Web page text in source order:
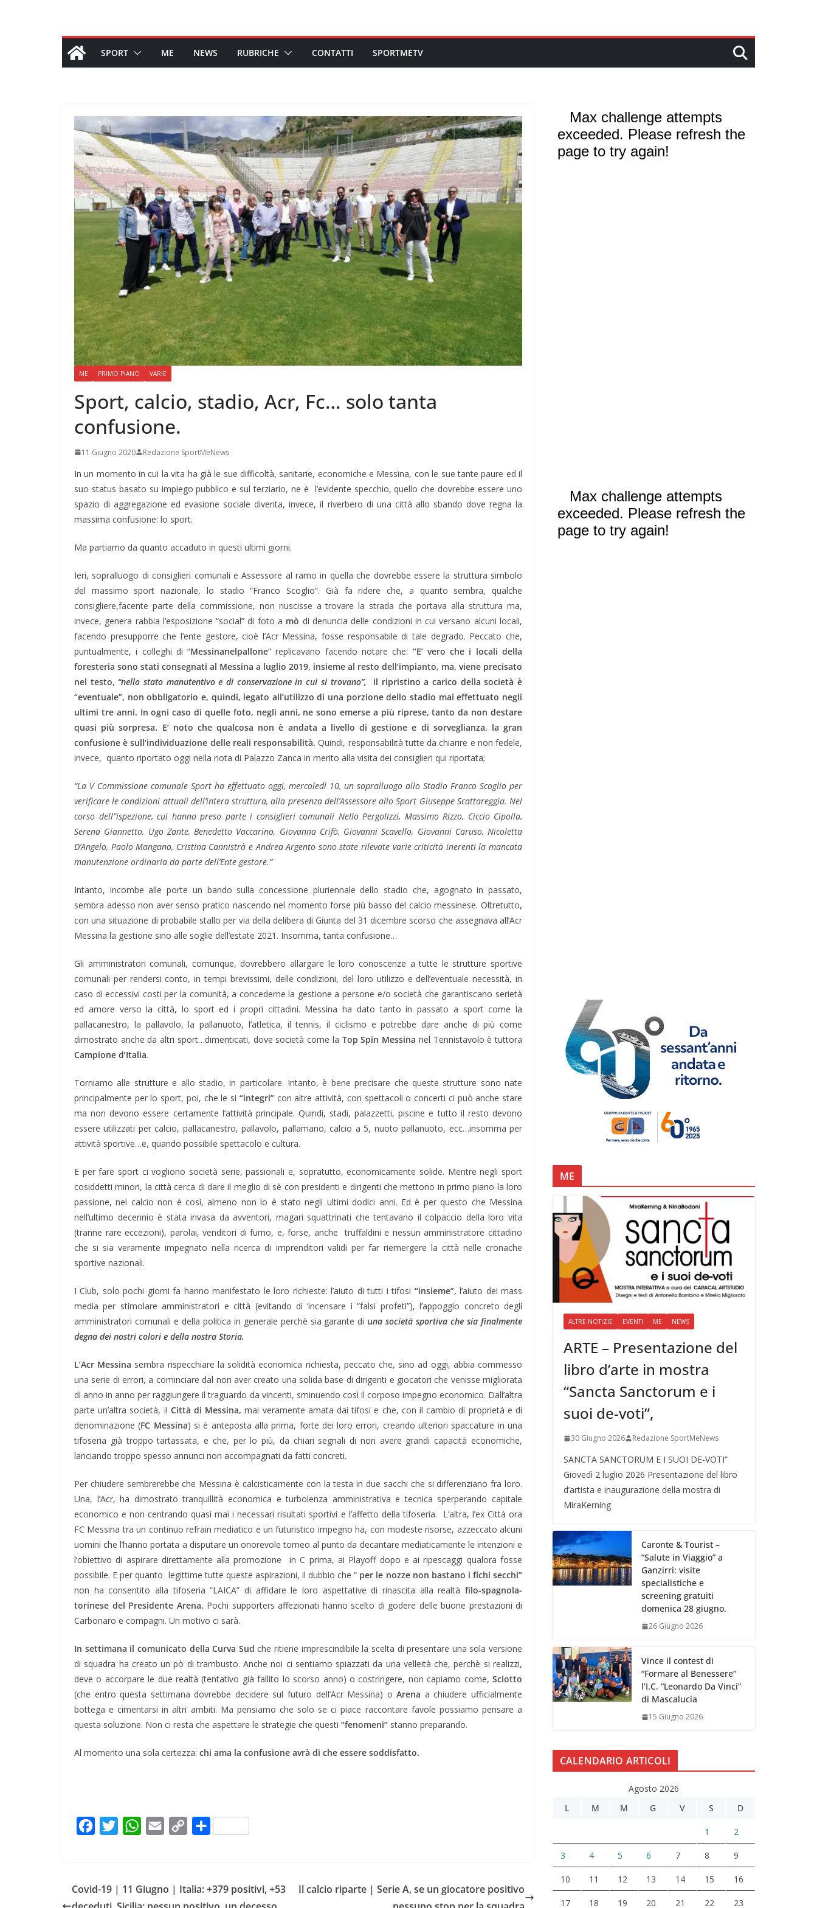
SPORT ME NEWS RUBRICHE CONTATTI SPORTMETV
ME PRIMO PIANO VARIE
Sport, calcio, stadio, Acr, Fc… solo tanta
confusione.
11 Giugno 2020 Redazione SportMeNews
In un momento in cui la vita ha già le sue difficoltà, sanitarie, economiche e Messina, con le sue tante paure ed il
suo status basato su impiego pubblico e sul terziario, ne è l’evidente specchio, quello che dovrebbe essere uno
spazio di aggregazione ed evasione sociale diventa, invece, il riverbero di una città allo sbando dove regna la
massima confusione: lo sport.
Ma partiamo da quanto accaduto in questi ultimi giorni.
Ieri, sopralluogo di consiglieri comunali e Assessore al ramo in quella che dovrebbe essere la struttura simbolo
del massimo sport nazionale, lo stadio “Franco Scoglio”. Già fa ridere che, a quanto sembra, qualche
consigliere,facente parte della commissione, non riuscisse a trovare la strada che portava alla struttura ma,
invece, genera rabbia l’esposizione “social” di foto a mò di denuncia delle condizioni in cui versano alcuni locali,
facendo presupporre che l’ente gestore, cioè l’Acr Messina, fosse responsabile di tale degrado. Peccato che,
puntualmente, i colleghi di “Messinanelpallone” replicavano facendo notare che: “E’ vero che i locali della
foresteria sono stati consegnati al Messina a luglio 2019, insieme al resto dell’impianto, ma, viene precisato
nel testo, “nello stato manutentivo e di conservazione in cui si trovano”, il ripristino a carico della società è
“eventuale”, non obbligatorio e, quindi, legato all’utilizzo di una porzione dello stadio mai effettuato negli
ultimi tre anni. In ogni caso di quelle foto, negli anni, ne sono emerse a più riprese, tanto da non destare
quasi più sorpresa. E’ noto che qualcosa non è andata a livello di gestione e di sorveglianza, la gran
confusione è sull’individuazione delle reali responsabilità.Quindi, responsabilità tutte da chiarire e non fedele,
invece, quanto riportato oggi nella nota di Palazzo Zanca in merito alla visita dei consiglieri qui riportata;
“La V Commissione comunale Sport ha effettuato oggi, mercoledì 10, un sopralluogo allo Stadio Franco Scoglio per
verificare le condizioni attuali dell’intera struttura, alla presenza dell’Assessore allo Sport Giuseppe Scattareggia. Nel
corso dell”ispezione, cui hanno preso parte i consiglieri comunali Nello Pergolizzi, Massimo Rizzo, Ciccio Cipolla,
Serena Giannetto, Ugo Zante, Benedetto Vaccarino, Giovanna Crifò, Giovanni Scavello, Giovanni Caruso, Nicoletta
D’Angelo, Paolo Mangano, Cristina Cannistrà e Andrea Argento sono state rilevate varie criticità inerenti la mancata
manutenzione ordinaria da parte dell’Ente gestore.”
Intanto, incombe alle porte un bando sulla concessione pluriennale dello stadio che, agognato in passato,
sembra adesso non aver senso pratico nascendo nel momento forse più basso del calcio messinese. Oltretutto,
con una situazione di probabile stallo per via della delibera di Giunta del 31 dicembre scorso che assegnava all’Acr
Messina la gestione sino alle soglie dell’estate 2021. Insomma, tanta confusione…
Gli amministratori comunali, comunque, dovrebbero allargare le loro conoscenze a tutte le strutture sportive
comunali per rendersi conto, in tempi brevissimi, delle condizioni, del loro utilizzo e dell’eventuale necessità, in
caso di eccessivi costi per la comunità, a concederne la gestione a persone e/o società che garantiscano serietà
ed amore verso la città, lo sport ed i propri cittadini. Messina ha dato tanto in passato a sport come la
pallacanestro, la pallavolo, la pallanuoto, l’atletica, il tennis, il ciclismo e potrebbe dare anche di più come
dimostrato anche da altri sport…dimenticati, dove società come la Top Spin Messina nel Tennistavolo è tuttora
Campione d’Italia.
Torniamo alle strutture e allo stadio, in particolare. Intanto, è bene precisare che queste strutture sono nate
principalmente per lo sport, poi, che le si “integri”con altre attività, con spettacoli o concerti ci può anche stare
ma non devono essere certamente l’attività principale. Quindi, stadi, palazzetti, piscine e tutto il resto devono
essere utilizzati per calcio, pallacanestro, pallavolo, pallamano, calcio a 5, nuoto pallanuoto, ecc…insomma per
attività sportive…e, quando possibile spettacolo e cultura.
E per fare sport ci vogliono società serie, passionali e, sopratutto, economicamente solide. Mentre negli sport
cosiddetti minori, la città cerca di dare il meglio di sè con presidenti e dirigenti che mettono in primo piano la loro
passione, nel calcio non è così, almeno non lo è stato negli ultimi dodici anni. Ed è per questo che Messina
nell’ultimo decennio è stata invasa da avventori, magari squattrinati che tentavano il colpaccio della loro vita
(tranne rare eccezioni), parolai, venditori di fumo, e, forse, anche truffaldini e nessun amministratore cittadino
che si sia veramente impegnato nella ricerca di imprenditori validi per far riemergere la città nelle cronache
sportive nazionali.
I Club, solo pochi giorni fa hanno manifestato le loro richieste: l’aiuto di tutti i tifosi “insieme”,l’aiuto dei mass
media per stimolare amministratori e città (evitando di ‘incensare i “falsi profeti”), l’appoggio concreto degli
amministratori comunali e della politica in generale perchè sia garante di una società sportiva che sia finalmente
degna dei nostri colori e della nostra Storia.
L’Acr Messina sembra rispecchiare la solidità economica richiesta, peccato che, sino ad oggi, abbia commesso
una serie di errori, a cominciare dal non aver creato una solida base di dirigenti e giocatori che venisse migliorata
di anno in anno per raggiungere il traguardo da vincenti, sminuendo così il corposo impegno economico. Dall’altra
parte un’altra società, il Città di Messina, mai veramente amata dai tifosi e che, con il cambio di proprietà e di
denominazione (FC Messina) si è anteposta alla prima, forte dei loro errori, creando ulteriori spaccature in una
tifoseria già troppo tartassata, e che, per lo più, da chiari segnali di non avere grandi capacità economiche,
lanciando troppo spesso annunci non accompagnati da fatti concreti.
Per chiudere sembrerebbe che Messina è calcisticamente con la testa in due sacchi che si differenziano fra loro.
Una, l’Acr, ha dimostrato tranquillità economica e turbolenza amministrativa e tecnica sperperando capitale
economico e non centrando quasi mai i necessari risultati sportivi e l’affetto della tifoseria. L’altra, l’ex Città ora
FC Messina tra un continuo refrain mediatico e un futuristico impegno ha, con modeste risorse, azzeccato alcuni
uomini che l’hanno portata a disputare un onorevole torneo al punto da decantare mediaticamente le intenzioni e
l’obiettivo di aspirare direttamente alla promozione in C prima, ai Playoff dopo e ai ripescaggi qualora fosse
possibile. E per quanto legittime tutte queste aspirazioni, il dubbio che “ per le nozze non bastano i fichi secchi”
non ha consentito alla tifoseria “LAICA” di affidare le loro aspettative di rinascita alla realtà filo-spagnola-
torinese del Presidente Arena. Pochi supporters affezionati hanno scelto di godere delle buone prestazioni di
Carbonaro e compagni. Un motivo ci sarà.
In settimana il comunicato della Curva Sud che ritiene imprescindibile la scelta di presentare una sola versione
di squadra ha creato un pò di trambusto. Anche noi ci sentiamo spiazzati da una velleità che, perchè si realizzi,
deve o accorpare le due realtà (tentativo già fallito lo scorso anno) o costringere, non capiamo come, Sciotto
(che entro questa settimana dovrebbe decidere sul futuro dell’Acr Messina) oArena a chiudere ufficialmente
bottega e cimentarsi in altri ambiti. Ma pensiamo che solo se ci piace raccontare favole possiamo pensare a
questa soluzione. Non ci resta che aspettare le strategie che questi “fenomeni” stanno preparando.
Al momento una sola certezza: chi ama la confusione avrà di che essere soddisfatto.
b
W
C
Covid-19 | 11 Giugno | Italia: +379 positivi, +53
Il calcio riparte | Serie A, se un giocatore positivo
ME
ALTRE NOTIZIE EVENTI ME NEWS
ARTE – Presentazione del
libro d’arte in mostra
“Sancta Sanctorum e i
suoi de-voti”,
30 Giugno 2026 Redazione SportMeNews
SANCTA SANCTORUM E I SUOI DE-VOTI”
Giovedì 2 luglio 2026 Presentazione del libro
d’artista e inaugurazione della mostra di
MiraKerning
Caronte & Tourist –
“Salute in Viaggio” a
Ganzirri: visite
specialistiche e
screening gratuiti
domenica 28 giugno.
26 Giugno 2026
Vince il contest di
“Formare al Benessere”
l’I.C. “Leonardo Da Vinci”
di Mascalucia
15 Giugno 2026
CALENDARIO ARTICOLI
Agosto 2026
L
M M G V S D
1 2
3 4 5 6 7 8 9
10 11 12 13 14 15 16
17 18 19 20 21 22 23